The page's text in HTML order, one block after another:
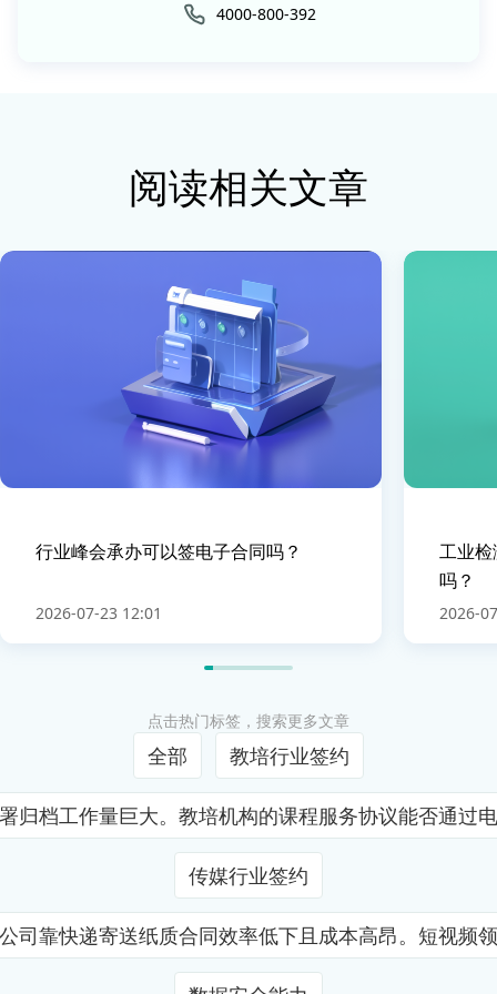
4000-800-392
阅读相关文章
行业峰会承办可以签电子合同吗？
2026-07-23 12:01
工业
吗？
2026-
点击热门标签，搜索更多文章
全部 教培行业签约
归档工作量巨大。教培机构的课程服务协议能否通过
传媒行业签约
司靠快递寄送纸质合同效率低下且成本高昂。短视频